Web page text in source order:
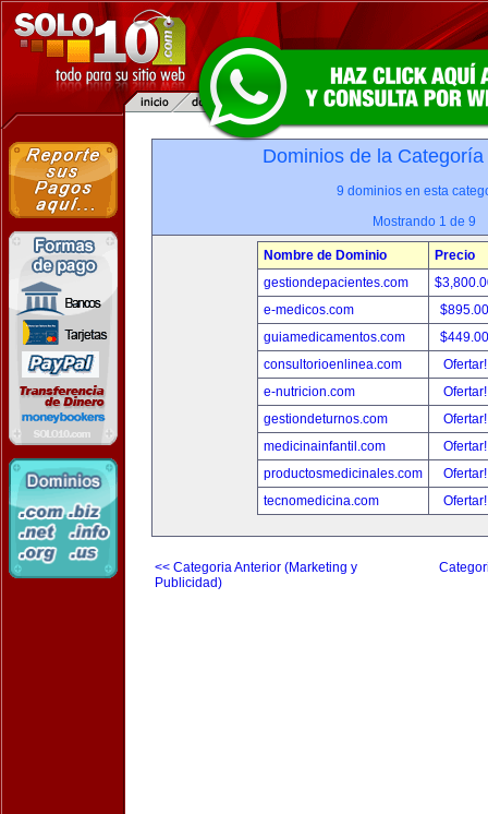
Dominios de la
9 dominios en esta
Mostrando 1 de 9
Nombre de Dominio
Precio
gestiondepacientes.com
e-medicos.com
guiamedicamentos.com
consultorioenlinea.com
e-nutricion.com
gestiondeturnos.com
medicinainfantil.com
productosmedicinales.com
tecnomedicina.com
<< Categoria Anterior (Marketing y
Publicidad)